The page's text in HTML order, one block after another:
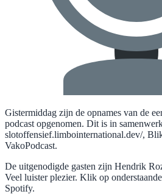
Gistermiddag zijn de opnames van de
podcast opgenomen. Dit is in
slotoffensief.limbointernational.dev/,
VakoPodcast.
De uitgenodigde gasten zijn Hendrik
Veel luister plezier. Klik op
Spotify.